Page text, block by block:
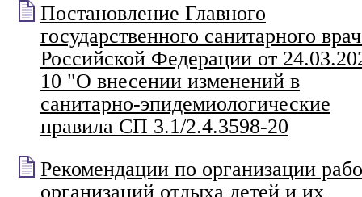
Постановление Главного
государственного санитарного
Российской Федерации от
10 "О внесении изменений в
санитарно-эпидемиологические
правила СП 3.1/2.4.3598-20
Рекомендации по организации
организаций отдыха детей и их